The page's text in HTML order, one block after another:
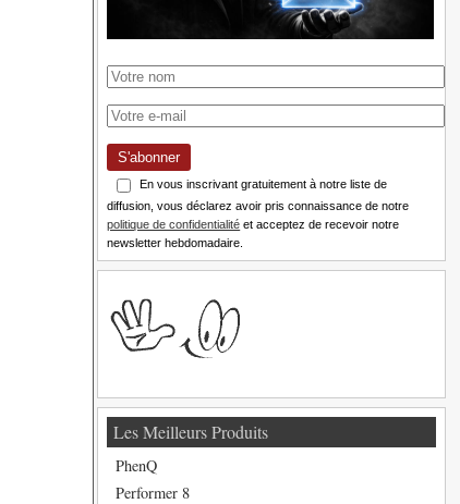
S'abonner
En vous inscrivant gratuitement à notre liste de
diffusion, vous déclarez avoir pris connaissance de notre
politique de confidentialité et acceptez de recevoir notre
newsletter hebdomadaire.
Les Meilleurs Produits
PhenQ
Performer 8